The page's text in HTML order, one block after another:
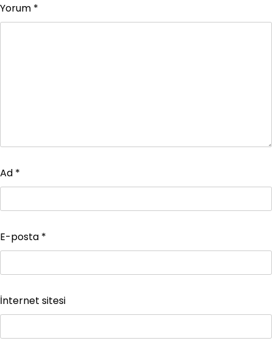
Yorum *
Ad *
E-posta *
İnternet sitesi